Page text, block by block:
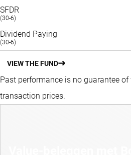
SFDR
(30-6)
Dividend Paying
(30-6)
VIEW THE FUND
Past performance is no guarantee
transaction prices.